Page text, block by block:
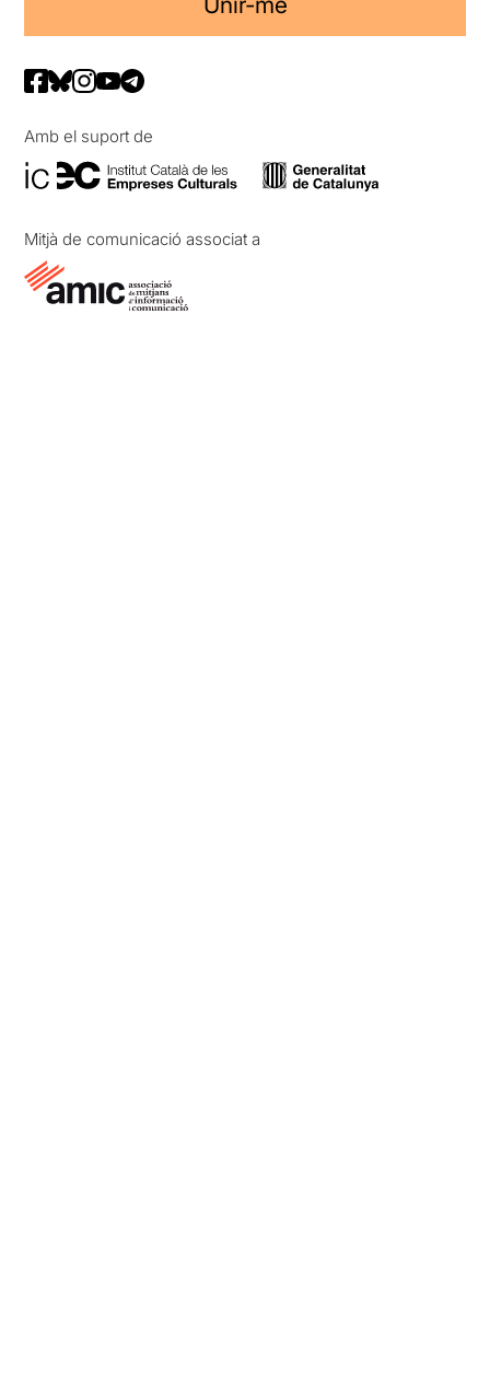
Amb el suport de
Mitjà de comunicació associat a